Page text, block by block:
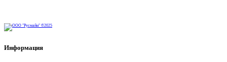
Информация